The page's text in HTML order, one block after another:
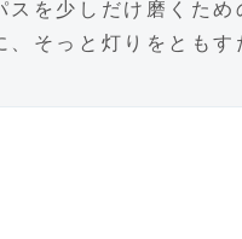
を少しだけ磨くた
そっと灯りをとも